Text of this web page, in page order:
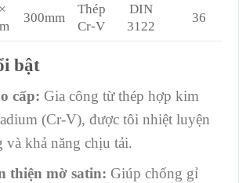
300mm
Thép
Cr-V
DIN
3122
36
bật
cấp: Gia công từ thép hợp kim
(Cr-V), được tôi nhiệt luyện
và khả năng chịu tải.
thiện mờ satin: Giúp chống gỉ